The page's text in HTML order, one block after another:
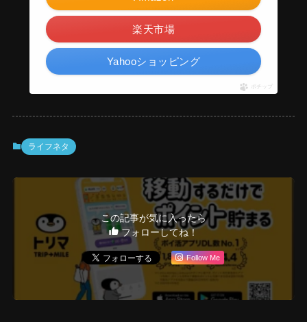
楽天市場
Yahooショッピング
ポチップ
ライフネタ
この記事が気に入ったら
フォローしてね！
Follow Me